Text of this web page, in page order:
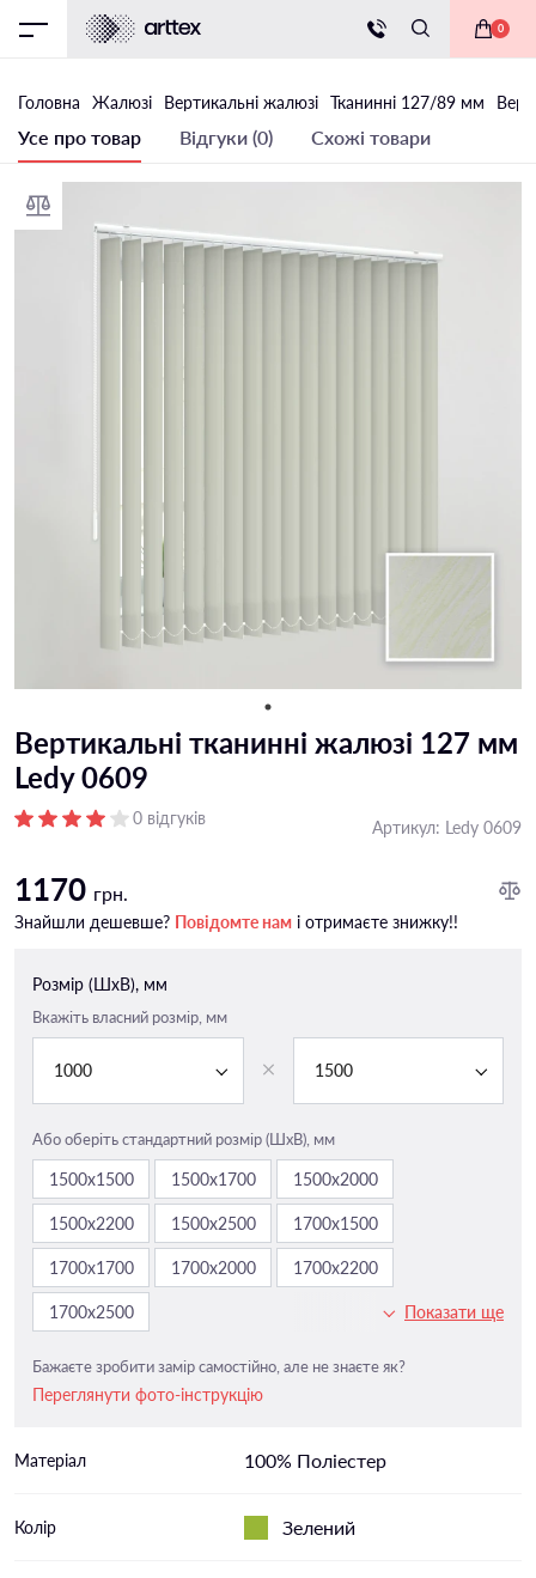
0
Головна Жалюзі Вертикальні жалюзі Тканинні 127/89 мм
Усе про товар Відгуки (0) Схожі товари
Вертикальні тканинні жалюзі 127 мм
Ledy 0609
0 відгуків Артикул: Ledy 0609
1170 грн.
Знайшли дешевше? Повідомте нам і отримаєте знижку!!
Розмір (ШxВ), мм
Вкажіть власний розмір, мм
1000 1500
Або оберіть стандартний розмір (ШxВ), мм
1500х1500 1500х1700 1500х2000
1500х2200 1500х2500 1700х1500
1700х1700 1700х2000 1700х2200
1700х2500 Показати ще
Бажаєте зробити замір самостійно, але не знаєте як?
Переглянути фото-інструкцію
Матеріал 100% Поліестер
Колір Зелений